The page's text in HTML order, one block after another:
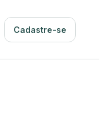
Cadastre-se